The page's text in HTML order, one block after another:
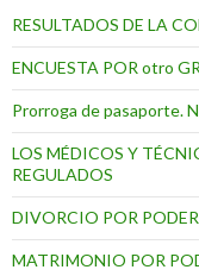
RESULTADOS DE LA
ENCUESTA POR otro
Prorroga de pasaporte.
LOS MÉDICOS Y
REGULADOS
DIVORCIO POR
MATRIMONIO POR